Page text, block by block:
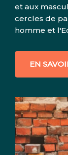
et aux
cercles de
homme et
EN